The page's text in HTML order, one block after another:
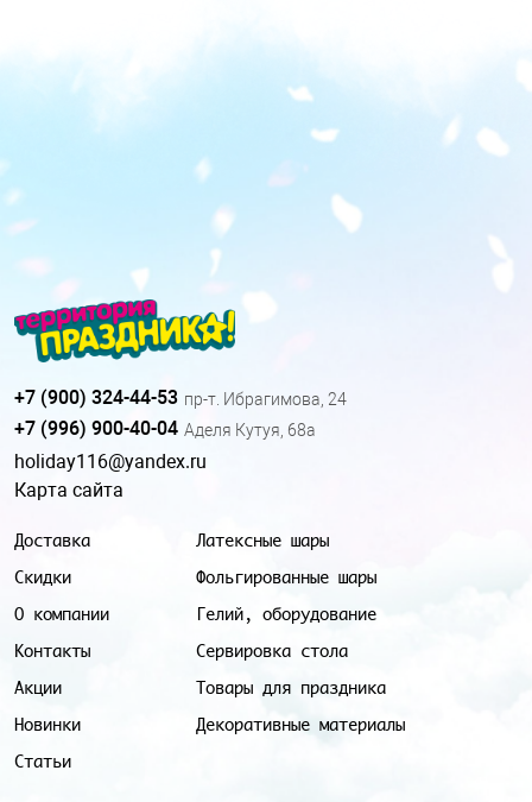
Доставка
Скидки
О компании
Контакты
Акции
Новинки
Статьи
Латексные шары
Фольгированные шары
Гелий, оборудование
Сервировка стола
Товары для праздника
Декоративные материалы
+7 (900) 324-44-53 пр-т. Ибрагимова, 24
+7 (996) 900-40-04 Аделя Кутуя, 68а
holiday116@yandex.ru
Карта сайта